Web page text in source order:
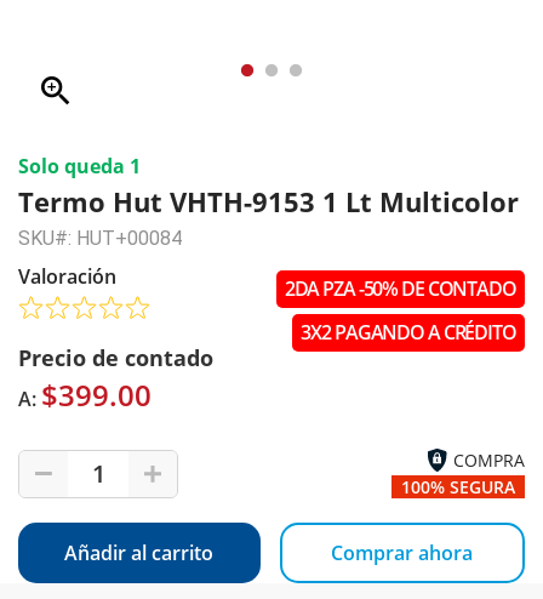
zoom_in
Solo queda 1
Termo Hut VHTH-9153 1 Lt Multicolor
SKU#: HUT+00084
Valoración
Precio de contado
A: $399.00
1
2DA PZA -50% DE CONTADO
3X2 PAGANDO A CRÉDITO
COMPRA
100% SEGURA
Añadir al carrito Comprar ahora